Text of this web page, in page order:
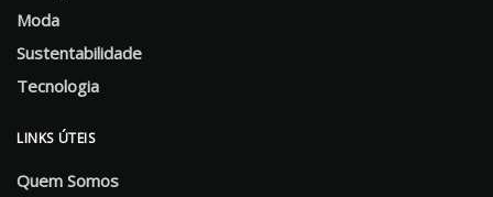
Moda
Sustentabilidade
Tecnologia
LINKS ÚTEIS
Quem Somos